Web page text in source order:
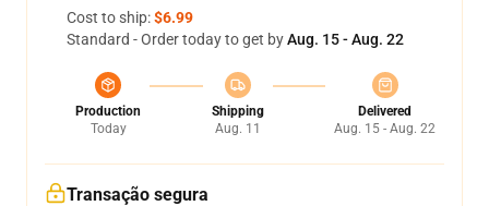
Cost to ship:$6.99
Standard - Order today to get byAug. 15 - Aug. 22
Production
Today
Shipping
Aug. 11
Delivered
Aug. 15 - Aug. 22
Transação segura